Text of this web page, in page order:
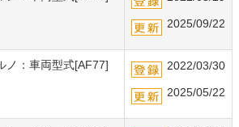
2025/09/22
ノ：車両型式[AF77]
2022/03/30
2025/05/22